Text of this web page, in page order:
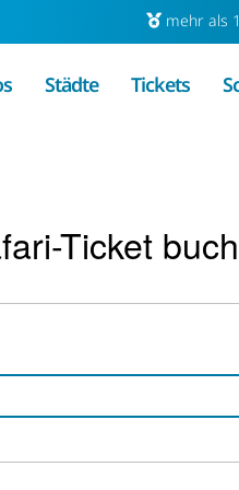
mehr als
Städte Tickets
Ticket